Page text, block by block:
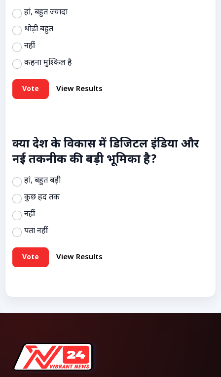
हां, बहुत ज्यादा
थोड़ी बहुत
नहीं
कहना मुश्किल है
Vote View Results
क्या देश के विकास में डिजिटल इंडिया और
नई तकनीक की बड़ी भूमिका है?
हां, बहुत बड़ी
कुछ हद तक
नहीं
पता नहीं
Vote View Results